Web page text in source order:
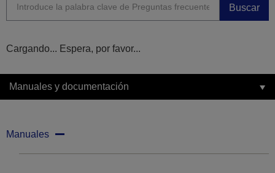
Buscar
Cargando... Espera, por favor...
Manuales y documentación
Manuales